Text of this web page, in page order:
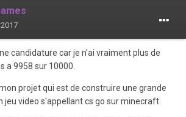
candidature car je n'ai vraiment plus de
a 9958 sur 10000.
projet qui est de construire une grande
jeu video s'appellant cs go sur minecraft.